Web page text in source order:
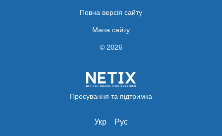
Повна версія сайту
Мапа сайту
© 2026
Просування та підтримка
Укр Рус